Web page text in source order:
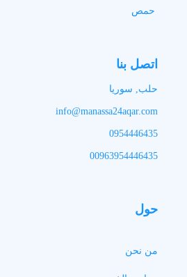
حمص
اتصل بنا
حلب, سوريا
info@manassa24aqar.com
0954446435
00963954446435
حول
من نحن